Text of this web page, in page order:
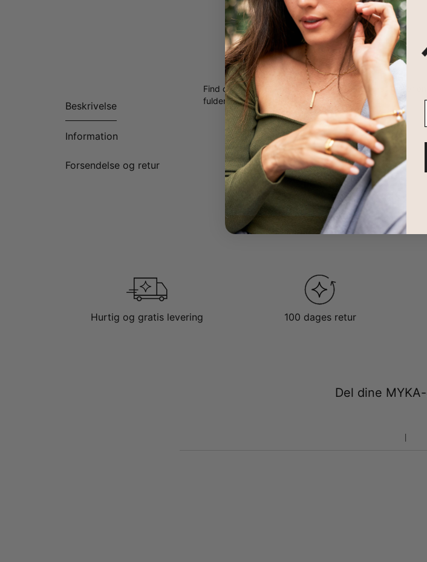
Beskrivelse
Information
Forsendelse og retur
Find det perfekte armbånd til at forkæle dig selv eller
fuldender dit outfit.
Hurtig og gratis levering 100 dages retur
Del dine